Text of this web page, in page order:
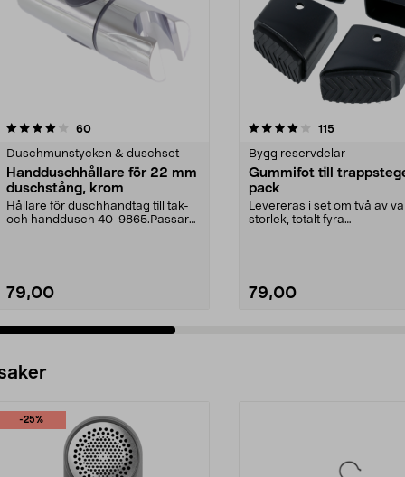
60recensioner
Duschmunstycken & duschset
Handduschhållare för 22 mm
duschstång, krom
Hållare för duschhandtag till tak-
och handdusch 40-9865.Passar
79,00
4.0 av 5 stjärnor 115recensioner
Bygg reservdelar
Gummifot till
pack
Levereras i set om två av
storlek, totalt fyra
79,00
4.5 av 5 stjärnor
-25%